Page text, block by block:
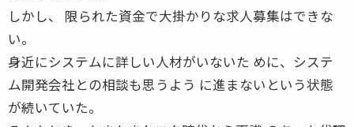
しかし、 限られた資金で大掛かりな求人募集はできな
い。
身近にシステムに詳しい人材がいないた めに、システ
ム開発会社との相談も思うよう に進まないという状態
が続いていた。